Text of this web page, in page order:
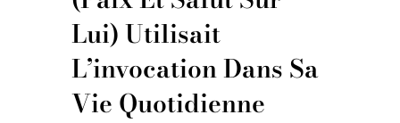
Lui) Utilisait
L’invocation Dans Sa
Vie Quotidienne